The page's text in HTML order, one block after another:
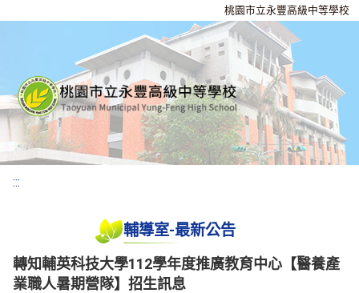
桃園市立永豐高級中等學校
:::
輔導室-最新公告
轉知輔英科技大學112學年度推廣教育中心【醫養產
業職人暑期營隊】招生訊息